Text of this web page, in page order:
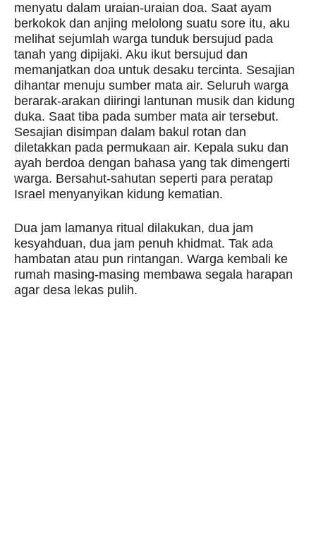
menyatu dalam uraian-uraian doa. Saat ayam
berkokok dan anjing melolong suatu sore itu, aku
melihat sejumlah warga tunduk bersujud pada
tanah yang dipijaki. Aku ikut bersujud dan
memanjatkan doa untuk desaku tercinta. Sesajian
dihantar menuju sumber mata air. Seluruh warga
berarak-arakan diiringi lantunan musik dan kidung
duka. Saat tiba pada sumber mata air tersebut.
Sesajian disimpan dalam bakul rotan dan
diletakkan pada permukaan air. Kepala suku dan
ayah berdoa dengan bahasa yang tak dimengerti
warga. Bersahut-sahutan seperti para peratap
Israel menyanyikan kidung kematian.
Dua jam lamanya ritual dilakukan, dua jam
kesyahduan, dua jam penuh khidmat. Tak ada
hambatan atau pun rintangan. Warga kembali ke
rumah masing-masing membawa segala harapan
agar desa lekas pulih.